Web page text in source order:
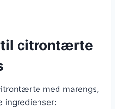
til citrontærte
med marengs,
ingredienser: